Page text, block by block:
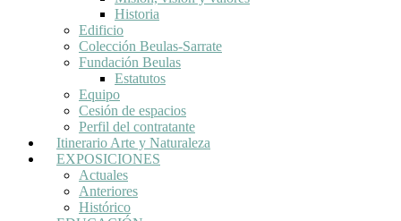
Historia
Edificio
Colección Beulas-Sarrate
Fundación Beulas
Estatutos
Equipo
Cesión de espacios
Perfil del contratante
Itinerario Arte y Naturaleza
EXPOSICIONES
Actuales
Anteriores
Histórico